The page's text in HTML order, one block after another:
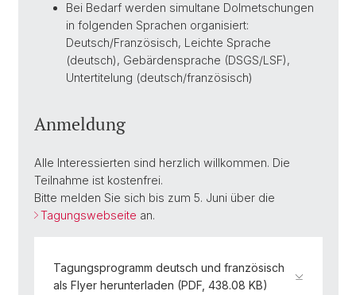
Bei Bedarf werden simultane Dolmetschungen
in folgenden Sprachen organisiert:
Deutsch/Französisch, Leichte Sprache
(deutsch), Gebärdensprache (DSGS/LSF),
Untertitelung (deutsch/französisch)
Anmeldung
Alle Interessierten sind herzlich willkommen. Die
Teilnahme ist kostenfrei.
Bitte melden Sie sich bis zum 5. Juni über die
Tagungswebseite an.
Tagungsprogramm deutsch und französisch
als Flyer herunterladen (PDF, 438.08 KB)